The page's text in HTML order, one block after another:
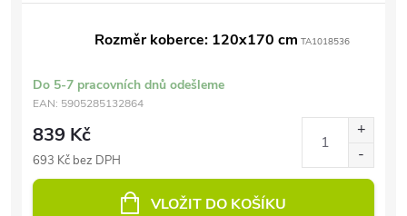
Rozměr koberce: 120x170 cm TA1018536
Do 5-7 pracovních dnů odešleme
EAN: 5905285132864
839 Kč
693 Kč bez DPH
VLOŽIT DO KOŠÍKU